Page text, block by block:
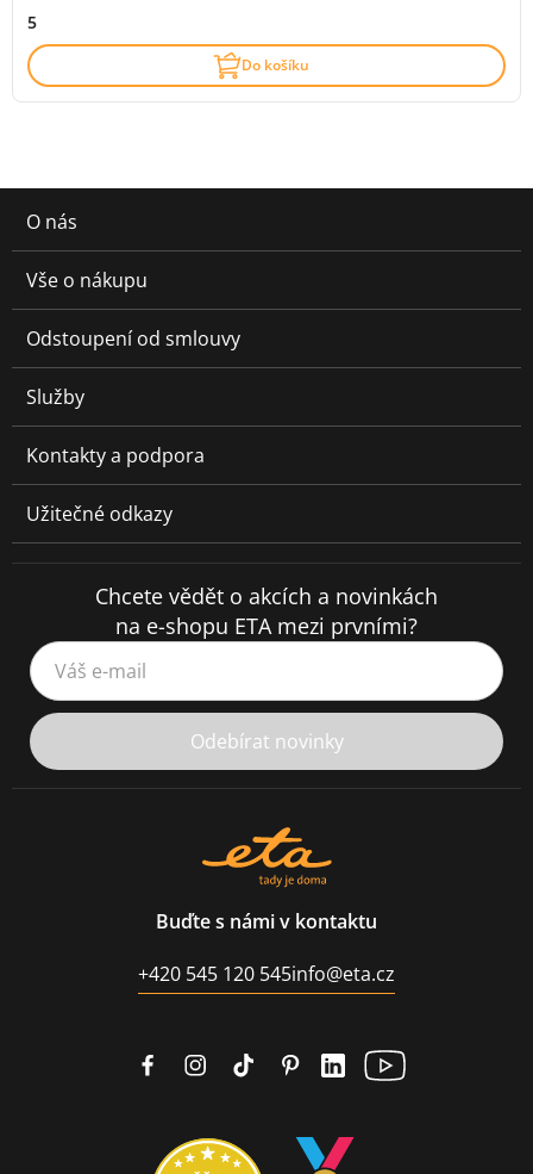
5
Do košíku
O nás
Vše o nákupu
Odstoupení od smlouvy
Služby
Kontakty a podpora
Užitečné odkazy
Chcete vědět o akcích a novinkách
na e-shopu ETA mezi prvními?
Váš e-mail
Odebírat novinky
Buďte s námi v kontaktu
+420 545 120 545info@eta.cz